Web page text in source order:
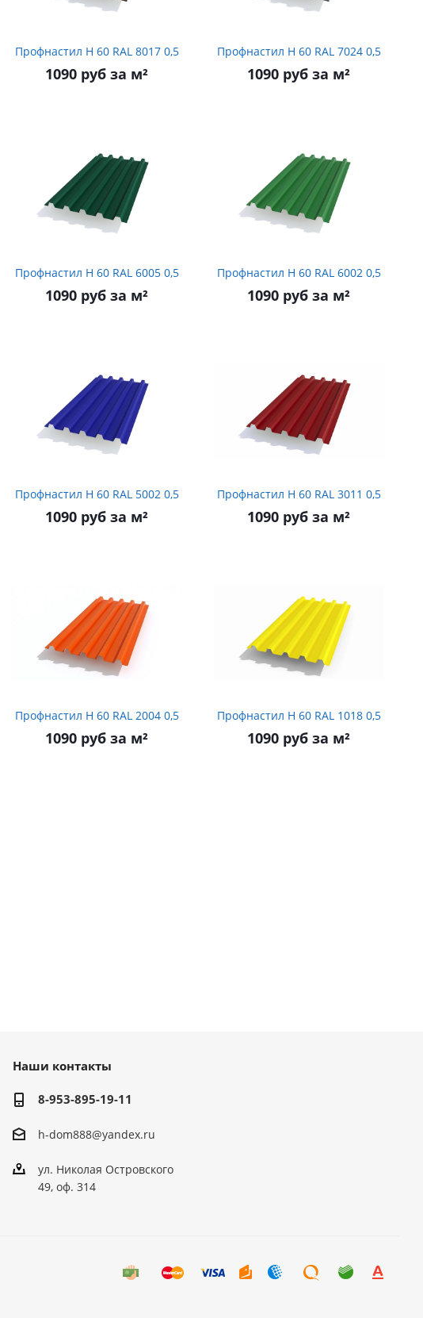
Профнастил Н 60 RAL 8017 0,5
1090 руб за м²
Профнастил Н 60 RAL 7024 0,5
1090 руб за м²
Профнастил Н 60 RAL 6005 0,5
1090 руб за м²
Профнастил Н 60 RAL 6002 0,5
1090 руб за м²
Профнастил Н 60 RAL 5002 0,5
1090 руб за м²
Профнастил Н 60 RAL 3011 0,5
1090 руб за м²
Профнастил Н 60 RAL 2004 0,5
1090 руб за м²
Профнастил Н 60 RAL 1018 0,5
1090 руб за м²
Наши контакты
8-953-895-19-11
h-dom888@yandex.ru
ул. Николая Островского
49, оф. 314